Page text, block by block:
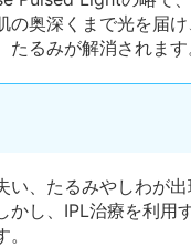
の奥深くまで光を届
るみが解消されます
、たるみやしわが
し、IPL治療を利用